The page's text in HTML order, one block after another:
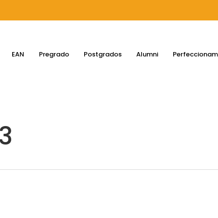
EAN Pregrado Postgrados Alumni